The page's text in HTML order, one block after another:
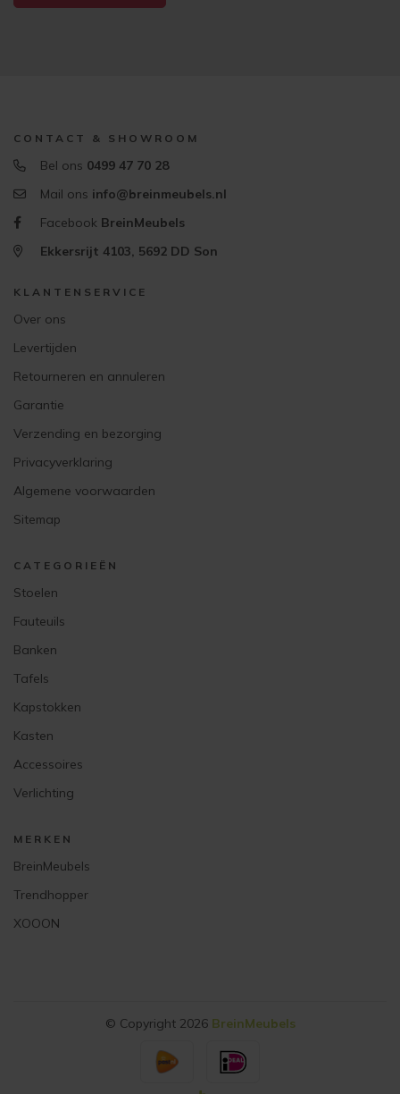
CONTACT & SHOWROOM
Bel ons 0499 47 70 28
Mail ons info@breinmeubels.nl
Facebook BreinMeubels
Ekkersrijt 4103, 5692 DD Son
KLANTENSERVICE
Over ons
Levertijden
Retourneren en annuleren
Garantie
Verzending en bezorging
Privacyverklaring
Algemene voorwaarden
Sitemap
CATEGORIEËN
Stoelen
Fauteuils
Banken
Tafels
Kapstokken
Kasten
Accessoires
Verlichting
MERKEN
BreinMeubels
Trendhopper
XOOON
© Copyright 2026 BreinMeubels